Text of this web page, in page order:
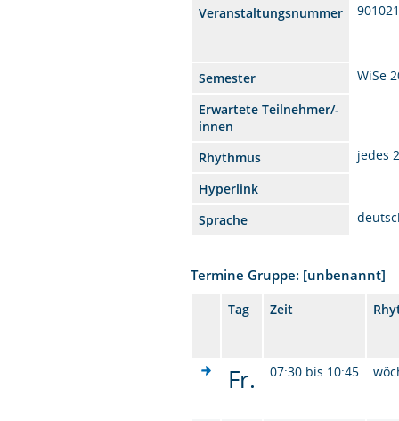
Veranstaltungsnummer
Semester
WiSe
Erwartete Teilnehmer/-
innen
Rhythmus
jedes
Hyperlink
Sprache
Termine Gruppe: [unbenannt]
Tag Zeit
Fr. 07:30 bis 10:45